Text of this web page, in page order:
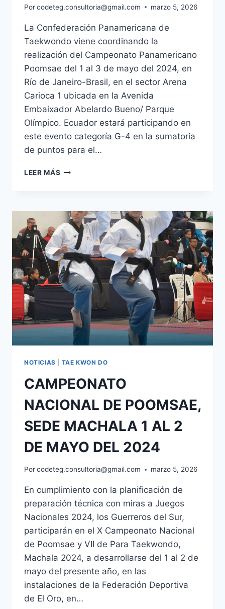
Porcodeteg.consultoria@gmail.com marzo 5, 2026
La Confederación Panamericana de
Taekwondo viene coordinando la
realización del Campeonato Panamericano
Poomsae del 1 al 3 de mayo del 2024, en
Río de Janeiro-Brasil, en el sector Arena
Carioca 1 ubicada en la Avenida
Embaixador Abelardo Bueno/ Parque
Olímpico. Ecuador estará participando en
este evento categoría G-4 en la sumatoria
de puntos para el…
LEER MÁS
NOTICIAS TAE KWON DO
CAMPEONATO
NACIONAL DE POOMSAE,
SEDE MACHALA 1 AL 2
DE MAYO DEL 2024
Porcodeteg.consultoria@gmail.com marzo 5, 2026
En cumplimiento con la planificación de
preparación técnica con miras a Juegos
Nacionales 2024, los Guerreros del Sur,
participarán en el X Campeonato Nacional
de Poomsae y VII de Para Taekwondo,
Machala 2024, a desarrollarse del 1 al 2 de
mayo del presente año, en las
instalaciones de la Federación Deportiva
de El Oro, en…